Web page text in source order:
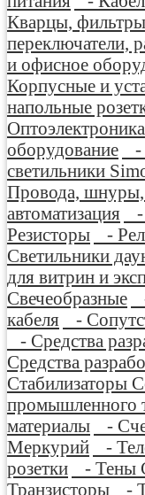
Кварцы,
переключатели,
и офисное
Корпусные и
напольные
Оптоэлектроника
оборудование
-
светильники
Провода, шнуры,
автоматизация
-
Резисторы
-
Светильники
для витрин и
Свечеобразные
кабеля
-
- Средства
Средства
Стабилизаторы
промышленного
материалы
-
Меркурий
-
розетки
- Тены
Транзисторы
-